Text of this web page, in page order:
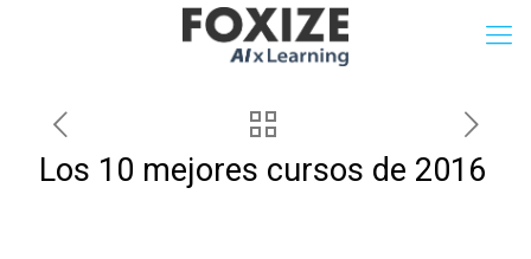
Los 10 mejores cursos de 2016